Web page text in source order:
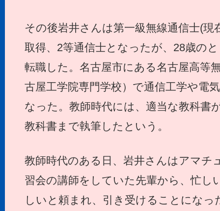
その後岩井さんは第一級無線通信士(現
取得、2等通信士となったが、28歳の
転職した。名古屋市にある名古屋高等
古屋工学院専門学校）で通信工学や電
なった。教師時代には、適当な教科書
教科書まで執筆したという。
教師時代のある日、岩井さんはアマチ
習会の講師をしていた先輩から、忙し
しいと頼まれ、引き受けることになっ